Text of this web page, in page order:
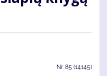
Nr. 85 (14145)